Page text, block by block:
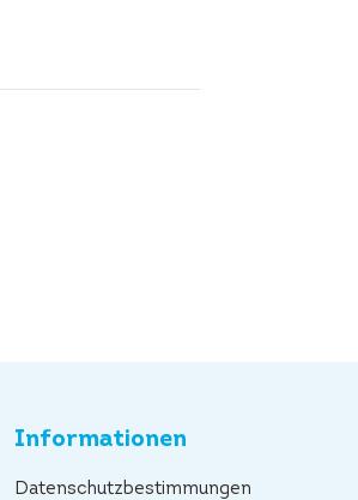
Informationen
Datenschutzbestimmungen